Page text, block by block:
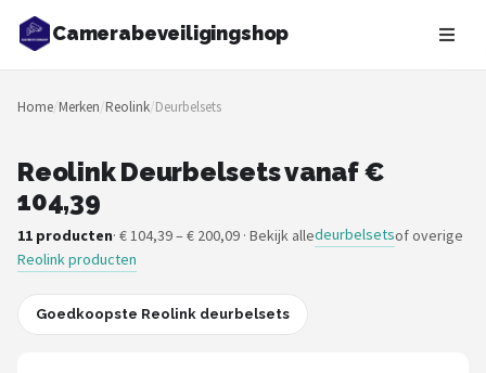
Camerabeveiligingshop
Zoeken
NAVIGATIE
Merken
Blog
Beveiligingscamera's
Home/Merken/Reolink/Deurbelsets
Reolink Deurbelsets vanaf €
104,39
11 producten· € 104,39 – € 200,09 · Bekijk alledeurbelsetsof overige
Reolink producten
Goedkoopste Reolink deurbelsets